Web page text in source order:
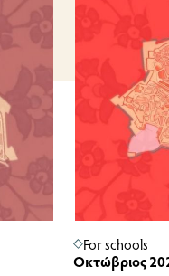
For schools
Οκτώβριος